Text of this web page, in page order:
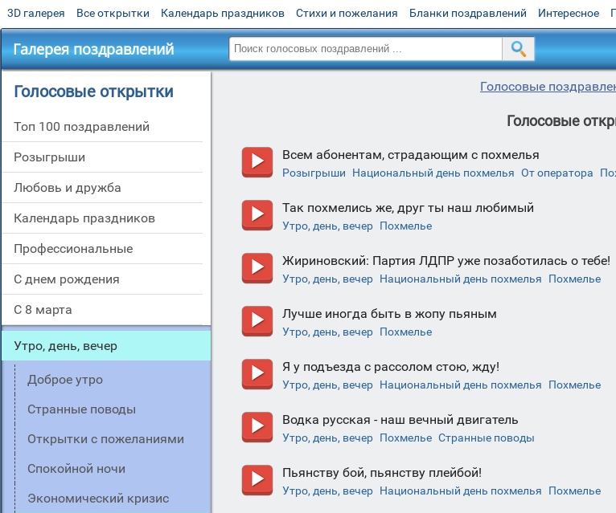
3D галерея Все открытки Календарь праздников Стихи и пожелания Бланки поздравлений Интересное
Галерея поздравлений
Голосовые открытки
Топ 100 поздравлений
Розыгрыши
Любовь и дружба
Календарь праздников
Профессиональные
С днем рождения
С 8 марта
Утро, день, вечер
Доброе утро
Странные поводы
Открытки с пожеланиями
Спокойной ночи
Экономический кризис
Голосовые
Голосовые
Всем абонентам, страдающим с похмелья
Розыгрыши Национальный день похмелья От оператора
Так похмелись же, друг ты наш любимый
Утро, день, вечер Похмелье
Жириновский: Партия ЛДПР уже позаботилась о тебе!
Утро, день, вечер Национальный день похмелья Похмелье
Лучше иногда быть в жопу пьяным
Утро, день, вечер Похмелье
Я у подъезда с рассолом стою, жду!
Утро, день, вечер Национальный день похмелья Похмелье
Водка русская - наш вечный двигатель
Утро, день, вечер Похмелье Странные поводы
Пьянству бой, пьянству плейбой!
Утро, день, вечер Национальный день похмелья Похмелье